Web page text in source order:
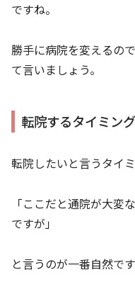
ですね。
勝手に病院を変えるの
て言いましょう。
転院するタイミング
転院したいと言うタイ
「ここだと通院が大変
ですが」
と言うのが一番自然です